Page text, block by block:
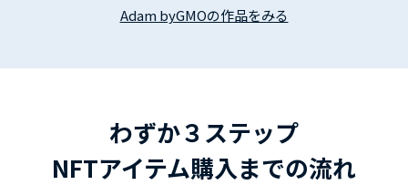
Adam byGMOの作品をみる
わずか３ステップ
NFTアイテム購入までの流れ